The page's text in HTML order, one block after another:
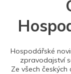
Hospodářské
zpravodajství
Ze všech